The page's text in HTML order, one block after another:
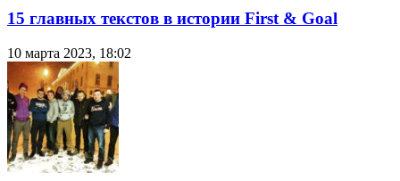
15 главных текстов в истории First & Goal
10 марта 2023, 18:02